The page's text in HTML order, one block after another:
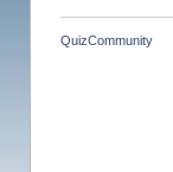
QuizCommunity